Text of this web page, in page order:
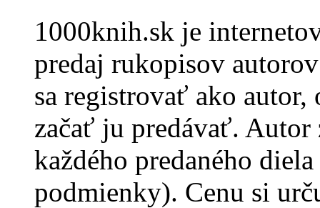
1000knih.sk je
predaj rukopisov
sa registrovať ako
začať ju predávať.
každého predaného
podmienky). Cenu si